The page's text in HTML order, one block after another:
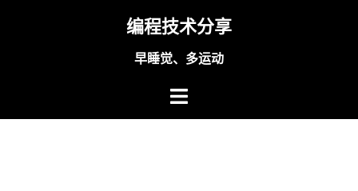
编程技术分享
早睡觉、多运动